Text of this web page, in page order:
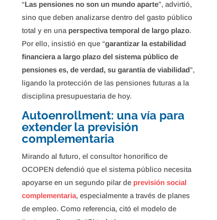
“Las pensiones no son un mundo aparte”, advirtió,
sino que deben analizarse dentro del gasto público
total y en una perspectiva temporal de largo plazo.
Por ello, insistió en que “garantizar la estabilidad
financiera a largo plazo del sistema público de
pensiones es, de verdad, su garantía de viabilidad”,
ligando la protección de las pensiones futuras a la
disciplina presupuestaria de hoy.
Autoenrollment: una vía para
extender la previsión
complementaria
Mirando al futuro, el consultor honorífico de
OCOPEN defendió que el sistema público necesita
apoyarse en un segundo pilar de previsión social
complementaria, especialmente a través de planes
de empleo. Como referencia, citó el modelo de